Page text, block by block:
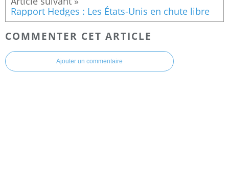
Rapport Hedges : Les États-Unis en chute libre
COMMENTER CET ARTICLE
Ajouter un commentaire